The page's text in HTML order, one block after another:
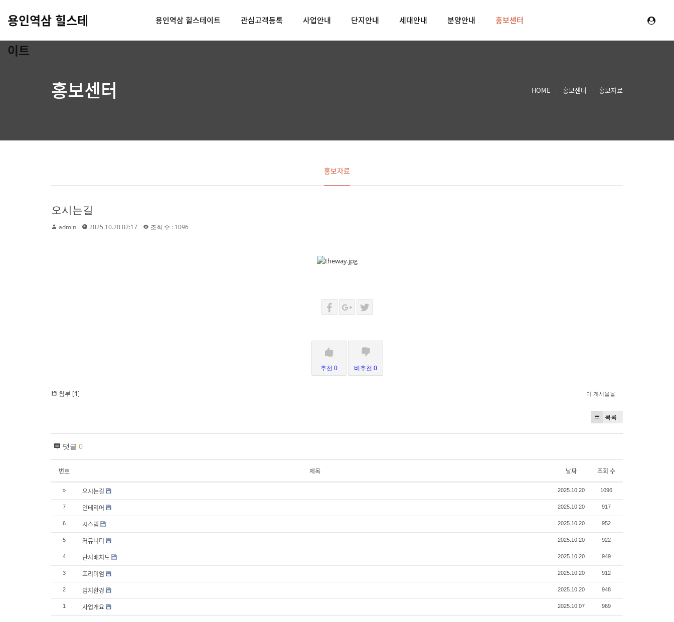
용인역삼 힐스테
이트
용인역삼 힐스테이트 관심고객등록 사업안내 단지안내 세대안내 분양안내 홍보센터
홍보센터 HOME 홍보센터 홍보자료
홍보자료
오시는길
admin 2025.10.20 02:17 조회 수 : 1096
추천 0 비추천 0
첨부 [1] 이 게시물을
목록
댓글 0
번호 제목 날짜 조회 수
» 오시는길 2025.10.20 1096
7 인테리어 2025.10.20 917
6 시스템 2025.10.20 952
5 커뮤니티 2025.10.20 922
4 단지배치도 2025.10.20 949
3 프리미엄 2025.10.20 912
2 입지환경 2025.10.20 948
1 사업개요 2025.10.07 969